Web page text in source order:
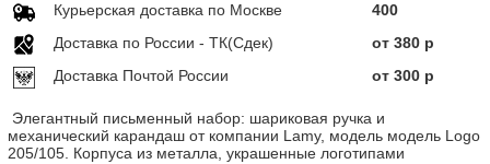
Курьерская доставка по Москве
400
Доставка по Росcии - ТК(Сдек)
от 380 р
Доставка Почтой России
от 300 р
Элегантный письменный набор: шариковая ручка и
механический карандаш от компании Lamy, модель модель Logo
205/105 . Корпуса из металла, украшенные логотипами